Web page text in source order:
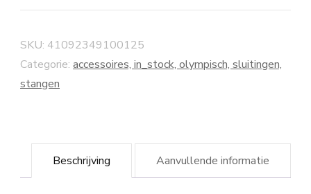
SKU: 41092349100125
Categorie: accessoires, in_stock, olympisch, sluitingen,
stangen
Beschrijving Aanvullende informatie